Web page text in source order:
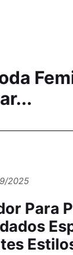
2025
Para